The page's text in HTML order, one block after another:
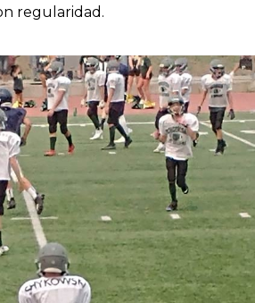
regularidad.